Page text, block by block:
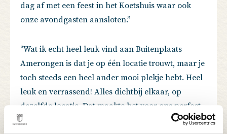
dag af met een feest in het Koetshuis waar ook
onze avondgasten aansloten.’’
‘’Wat ik echt heel leuk vind aan Buitenplaats
Amerongen is dat je op één locatie trouwt, maar je
toch steeds een heel ander mooi plekje hebt. Heel
leuk en verrassend! Alles dichtbij elkaar, op
dezelfde locatie. Dat maakte het voor ons perfect.
Ik zou de locatie dan ook aan iedereen aanraden.